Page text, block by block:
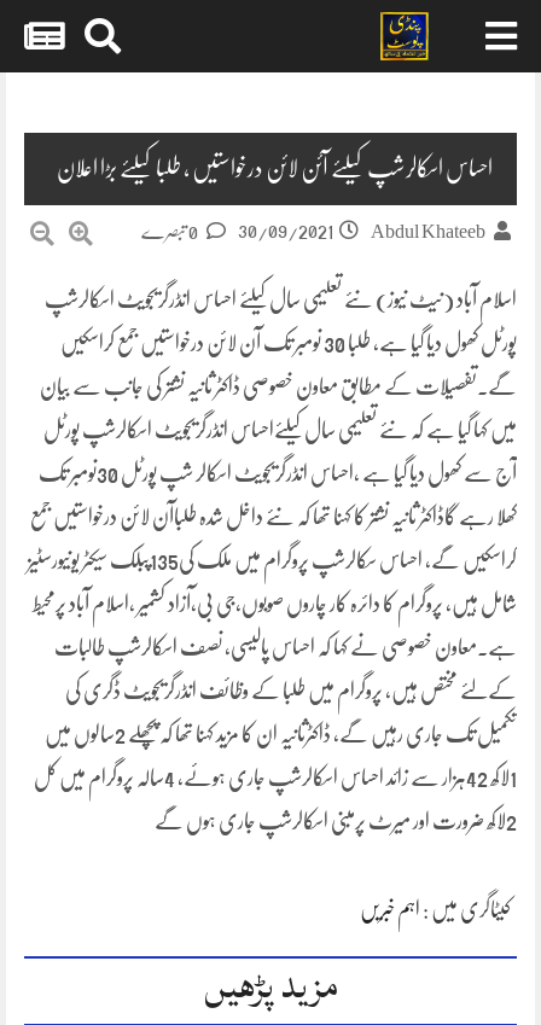
احساس اسکالرشپ کیلئے آئن لائن درخواستیں ، طلبا کیلئے بڑا اعلان
Abdul Khateeb
30/09/2021
اسلام آباد (نیٹ نیوز) نئے تعلیمی سال کیلئے احساس انڈرگریجویٹ اسکالرشپ
پورٹل کھول دیا گیا ہے، طلبا 30 نومبر تک آن لائن درخواستیں جمع کراسکیں
گے۔تفصیلات کے مطابق معاون خصوصی ڈاکٹر ثانیہ نشتر کی جانب سے بیان
میں کہا گیا ہے کہ نئے تعلیمی سال کیلئےاحساس انڈرگریجویٹ اسکالرشپ پورٹل
آج سے کھول دیا گیا ہے ،احساس انڈرگریجویٹ اسکالر شپ پورٹل 30نومبر تک
کھلا رہے گاڈاکٹر ثانیہ نشتر کا کہنا تھا کہ نئے داخل شدہ طلباآن لائن درخواستیں جمع
کراسکیں گے، احساس سکالرشپ پروگرام میں ملک کی135پبلک سیکٹر یونیورسٹیز
شامل ہیں، پروگرام کا دائرہ کار چاروں صوبوں،جی بی،آزاد کشمیر ،اسلام آباد پرمحیط
ہے۔معاون خصوصی نے کہا کہ احساس پالیسی، نصف اسکالرشپ طالبات
کےلئے مختص ہیں، پروگرام میں طلبا کے وظائف انڈرگریجویٹ ڈگری کی
تکمیل تک جاری رہیں گے، ڈاکٹرثانیہ ان کا مزید کہنا تھا کہ پچھلے 2سالوں میں
1لاکھ 42ہزار سے زائد احساس اسکالرشپ جاری ہوئے، 4سالہ پروگرام میں کل
2لاکھ ضرورت اور میرٹ پرمبنی اسکالرشپ جاری ہوں گے
کیٹاگری میں : اہم خبریں
مزید پڑھیں